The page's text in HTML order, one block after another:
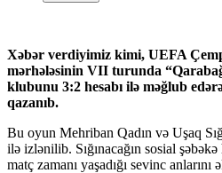
Xəbər verdiyimiz kimi, UEFA
mərhələsinin VII turunda
klubunu 3:2 hesabı ilə məğlub
qazanıb.
Bu oyun Mehriban Qadın və Uşaq
ilə izlənilib. Sığınacağın sosial şəbəkə
matç zamanı yaşadığı sevinc anlarını